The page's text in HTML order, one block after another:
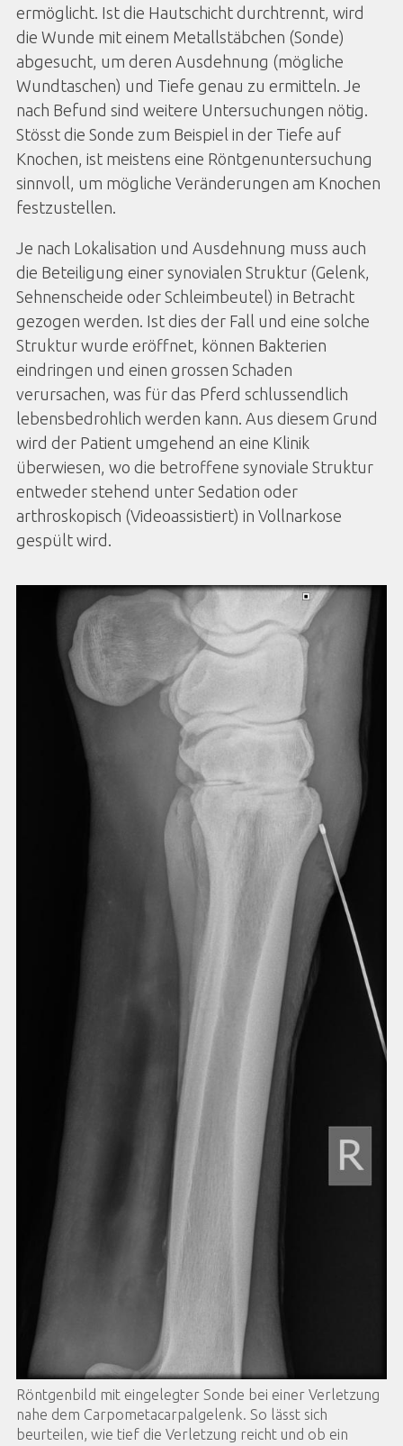
ermöglicht. Ist die Hautschicht durchtrennt, wird
die Wunde mit einem Metallstäbchen (Sonde)
abgesucht, um deren Ausdehnung (mögliche
Wundtaschen) und Tiefe genau zu ermitteln. Je
nach Befund sind weitere Untersuchungen nötig.
Stösst die Sonde zum Beispiel in der Tiefe auf
Knochen, ist meistens eine Röntgenuntersuchung
sinnvoll, um mögliche Veränderungen am Knochen
festzustellen.
Je nach Lokalisation und Ausdehnung muss auch
die Beteiligung einer synovialen Struktur (Gelenk,
Sehnenscheide oder Schleimbeutel) in Betracht
gezogen werden. Ist dies der Fall und eine solche
Struktur wurde eröffnet, können Bakterien
eindringen und einen grossen Schaden
verursachen, was für das Pferd schlussendlich
lebensbedrohlich werden kann. Aus diesem Grund
wird der Patient umgehend an eine Klinik
überwiesen, wo die betroffene synoviale Struktur
entweder stehend unter Sedation oder
arthroskopisch (Videoassistiert) in Vollnarkose
gespült wird.
Röntgenbild mit eingelegter Sonde bei einer Verletzung
nahe dem Carpometacarpalgelenk. So lässt sich
beurteilen, wie tief die Verletzung reicht und ob ein